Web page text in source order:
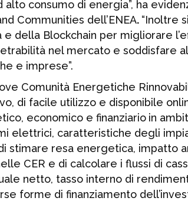
consumo di energia”, ha
Communities dell’ENEA. “Inoltre
della Blockchain per migliorare
nel mercato e soddisfare
e imprese”.
Comunità Energetiche
di facile utilizzo e disponibile
economico e finanziario in
elettrici, caratteristiche degli
stimare resa energetica, impatto
CER e di calcolare i flussi di
netto, tasso interno di
forme di finanziamento